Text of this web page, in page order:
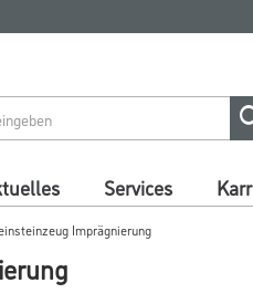
Services
Imprägnierung